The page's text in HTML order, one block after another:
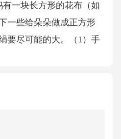
一块长方形的花布（如
一些给朵朵做成正方形
要尽可能的大。（1）手
元8.3元（1）买一支铅笔
10元，应找回多少元？